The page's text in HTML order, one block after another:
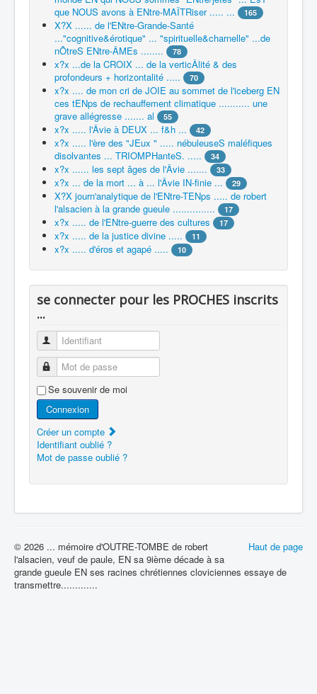
que NOUS avons à ENtre-MAÎTRiser ..... ...
165
X?X ...... de l'ENtre-Grande-Santé
..."cognitive&érotique" ... "spirituelle&charnelle" ...de
nÔtreS ENtre-ÂMEs ........
78
x?x ...de la CROIX ... de la verticÂlité & des
profondeurs + horizontalité .....
70
x?x .... de mon cri de JOIE au sommet de l'iceberg EN
ces tENps de rechauffement climatique ........... une
grave allégresse ....... al
55
x?x ..... l'Âvie à DEUX ... f&h ... 42
x?x ..... l'ère des "JEux " ..... nébuleuseS maléfiques
disolvantes ... TRIOMPHanteS. .....
34
x?x ...... les sept âges de l'Âvie ....... 33
x?x ... de la mort ... à ... l'Âvie IN-finie ... 29
X?X journ'analytique de l'ENtre-TENps ..... de robert
l'alsacien à la grande gueule ...............
17
x?x ..... de l'ENtre-guerre des cultures 17
x?x ..... de la justice divine ..... 11
x?x ..... d'éros et agapé ..... 10
se connecter pour les PROCHES inscrits
...
Identifiant
Mot de passe
Se souvenir de moi
Connexion
Créer un compte
Identifiant oublié ?
Mot de passe oublié ?
Haut de page
© 2026 ... mémoire d'OUTRE-TOMBE de robert
l'alsacien, veuf de paule, EN sa 9ième décade à sa
grande gueule EN ses racines chrétiennes cloviciennes essaye de
transmettre.............